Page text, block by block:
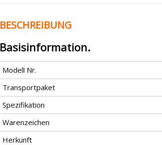
BESCHREIBUNG
Basisinformation.
Modell Nr.
Transportpaket
Spezifikation
Warenzeichen
Herkunft